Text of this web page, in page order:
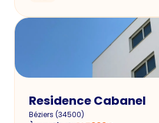
Residence Cabanel
Béziers (34500)